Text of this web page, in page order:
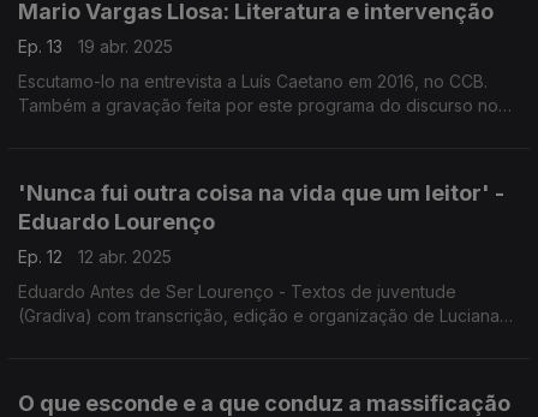
Mario Vargas Llosa: Literatura e intervenção
Ep. 13
19 abr. 2025
Escutamo-lo na entrevista a Luís Caetano em 2016, no CCB.
Também a gravação feita por este programa do discurso no
'Nunca fui outra coisa na vida que um leitor' -
Eduardo Lourenço
Ep. 12
12 abr. 2025
Eduardo Antes de Ser Lourenço - Textos de juventude
(Gradiva) com transcrição, edição e organização de Luciana
O que esconde e a que conduz a massificação